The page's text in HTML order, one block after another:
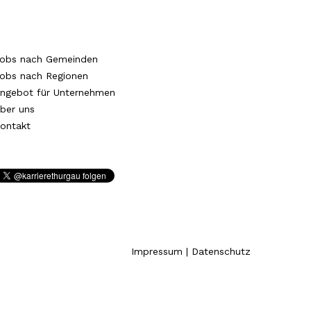
nach Gemeinden
nach Regionen
für Unternehmen
uns
Impressum | Datenschutz